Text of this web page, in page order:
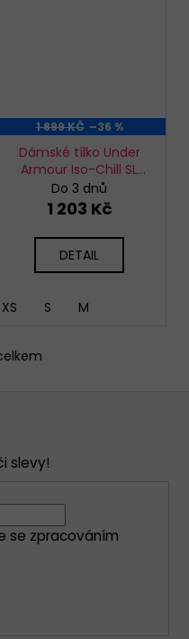
1 899 KČ –36 %
Dámské tílko Under
Armour Iso-Chill SL
Polo
Do 3 dnů
1 203 Kč
DETAIL
XS S M
slevy!
se zpracováním